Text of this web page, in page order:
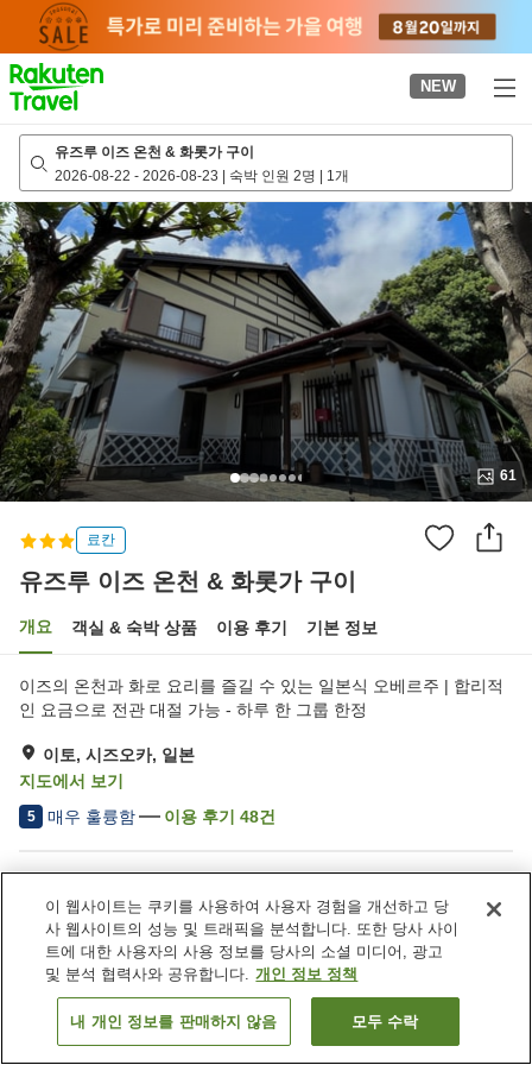
page
NEW
유즈루 이즈 온천 & 화롯가 구이
2026-08-22 - 2026-08-23 | 숙박 인원 2명 | 1개
61
료칸
유즈루 이즈 온천 & 화롯가 구이
개요 객실 & 숙박 상품 이용 후기 기본 정보
이즈의 온천과 화로 요리를 즐길 수 있는 일본식 오베르주 | 합리적
인 요금으로 전관 대절 가능 - 하루 한 그룹 한정
이토, 시즈오카, 일본
지도에서 보기
5 매우 훌륭함 이용 후기 48건
주차장
건물 내에서 반려동물 동반
가능
다목적실
대욕장
일본 시즈오카 이토 유즈루 이즈 온천 & 화롯가 구이
객실 보기
이 웹사이트는 쿠키를 사용하여 사용자 경험을 개선하고 당
사 웹사이트의 성능 및 트래픽을 분석합니다. 또한 당사 사이
트에 대한 사용자의 사용 정보를 당사의 소셜 미디어, 광고
및 분석 협력사와 공유합니다. 개인 정보 정책
내 개인 정보를 판매하지 않음 모두 수락